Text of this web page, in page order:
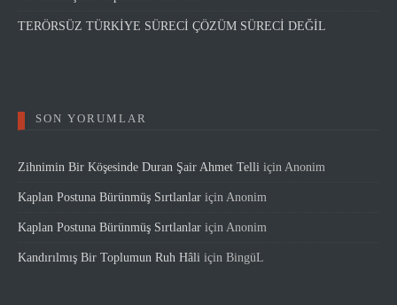
TERÖRSÜZ TÜRKİYE SÜRECİ ÇÖZÜM SÜRECİ DEĞİL
SON YORUMLAR
Zihnimin Bir Köşesinde Duran Şair Ahmet Telli içinAnonim
Kaplan Postuna Bürünmüş Sırtlanlar içinAnonim
Kaplan Postuna Bürünmüş Sırtlanlar içinAnonim
Kandırılmış Bir Toplumun Ruh Hâli için BingüL